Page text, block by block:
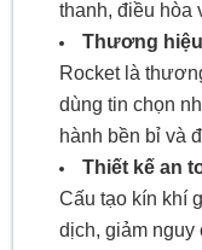
thanh, điều hòa
Thương
Rocket là
dùng tin chọn
hành bền bỉ và
Thiết kế an
Cấu tạo kín khí
dịch, giảm nguy